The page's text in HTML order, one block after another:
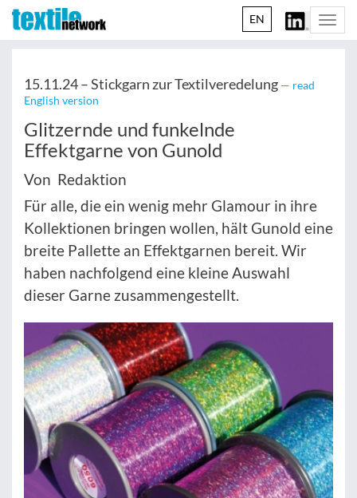
EN
15.11.24 –Stickgarn zur Textilveredelung — read
English version
Glitzernde und funkelnde
Effektgarne von Gunold
Von Redaktion
Für alle, die ein wenig mehr Glamour in ihre
Kollektionen bringen wollen, hält Gunold eine
breite Pallette an Effektgarnen bereit. Wir
haben nachfolgend eine kleine Auswahl
dieser Garne zusammengestellt.